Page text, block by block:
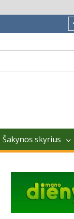
Šakynos skyrius